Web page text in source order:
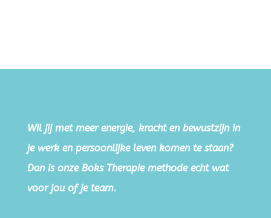
Wil jij met meer energie, kracht en bewustzijn in
je werk en persoonlijke leven komen te staan?
Dan is onze Boks Therapie methode echt wat
voor jou of je team.